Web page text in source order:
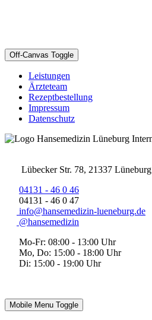
Off-Canvas Toggle
Leistungen
Ärzteteam
Rezeptbestellung
Impressum
Datenschutz
Lübecker Str. 78, 21337 Lüneburg
04131 - 46 0 46
04131 - 46 0 47
info@hansemedizin-lueneburg.de
@hansemedizin
Mo-Fr: 08:00 - 13:00 Uhr
Mo, Do: 15:00 - 18:00 Uhr
Di: 15:00 - 19:00 Uhr
Mobile Menu Toggle